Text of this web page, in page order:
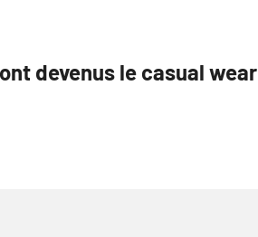
devenus le casual wear